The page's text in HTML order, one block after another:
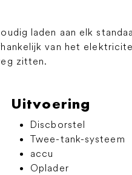
laden aan elk
van het
zitten.
Uitvoering
Discborstel
Twee-tank-systeem
accu
Oplader